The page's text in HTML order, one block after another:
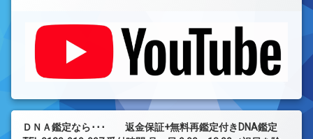
ＤＮＡ鑑定なら･･･ 返金保証+無料再鑑定付きDNA鑑定